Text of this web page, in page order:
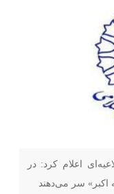
اعلام کرد: در
اکبر» سر می‌دهند